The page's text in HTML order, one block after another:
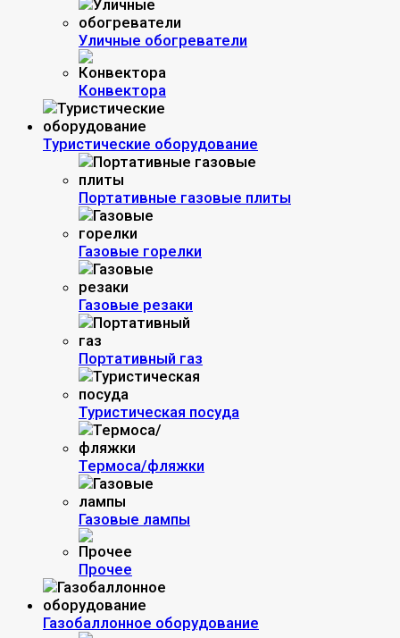
Уличные обогреватели
Конвектора
Туристические оборудование
Портативные газовые плиты
Газовые горелки
Газовые резаки
Портативный газ
Туристическая посуда
Термоса/фляжки
Газовые лампы
Прочее
Газобаллонное оборудование